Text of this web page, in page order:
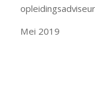
Mei 2019